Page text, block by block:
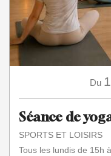
Du 1
Séance de
SPORTS ET LOISIRS
Tous les lundis de 15h